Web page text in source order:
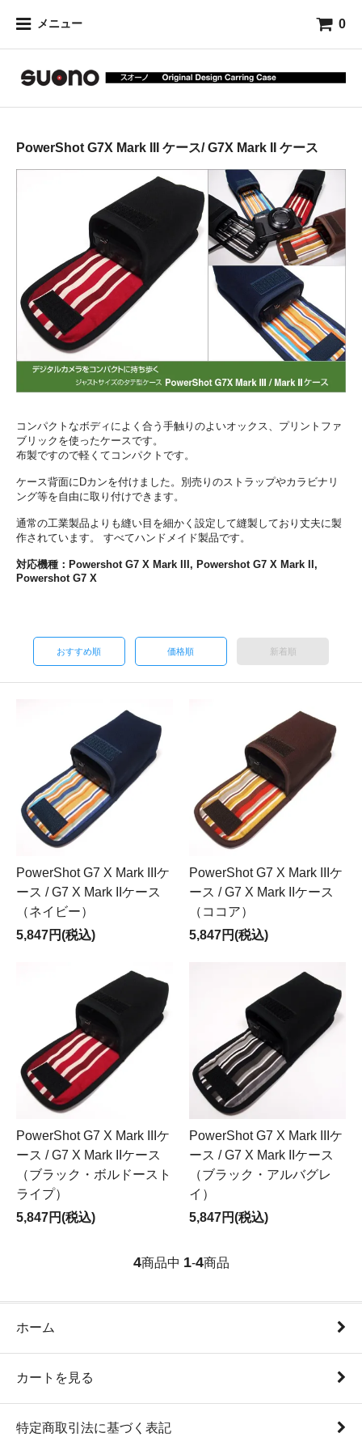
メニュー 0
PowerShot G7X Mark III ケース/ G7X Mark II ケース
コンパクトなボディによく合う手触りのよいオックス、プリントファ
ブリックを使ったケースです。
布製ですので軽くてコンパクトです。
ケース背面にDカンを付けました。別売りのストラップやカラビナリ
ング等を自由に取り付けできます。
通常の工業製品よりも縫い目を細かく設定して縫製しており丈夫に製
作されています。 すべてハンドメイド製品です。
対応機種：Powershot G7 X Mark III, Powershot G7 X Mark II,
Powershot G7 X
おすすめ順 価格順 新着順
PowerShot G7 X Mark IIIケ
ース / G7 X Mark IIケース
（ネイビー）
5,847円(税込)
PowerShot G7 X Mark IIIケ
ース / G7 X Mark IIケース
（ココア）
5,847円(税込)
PowerShot G7 X Mark IIIケ
ース / G7 X Mark IIケース
（ブラック・ボルドースト
ライプ）
5,847円(税込)
PowerShot G7 X Mark IIIケ
ース / G7 X Mark IIケース
（ブラック・アルバグレ
イ）
5,847円(税込)
4商品中 1-4商品
ホーム
カートを見る
特定商取引法に基づく表記